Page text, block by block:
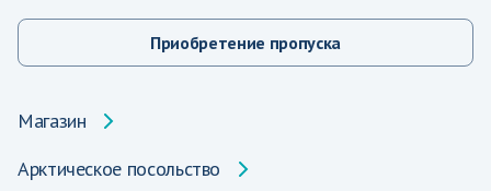
Приобретение пропуска
Магазин
Арктическое посольство